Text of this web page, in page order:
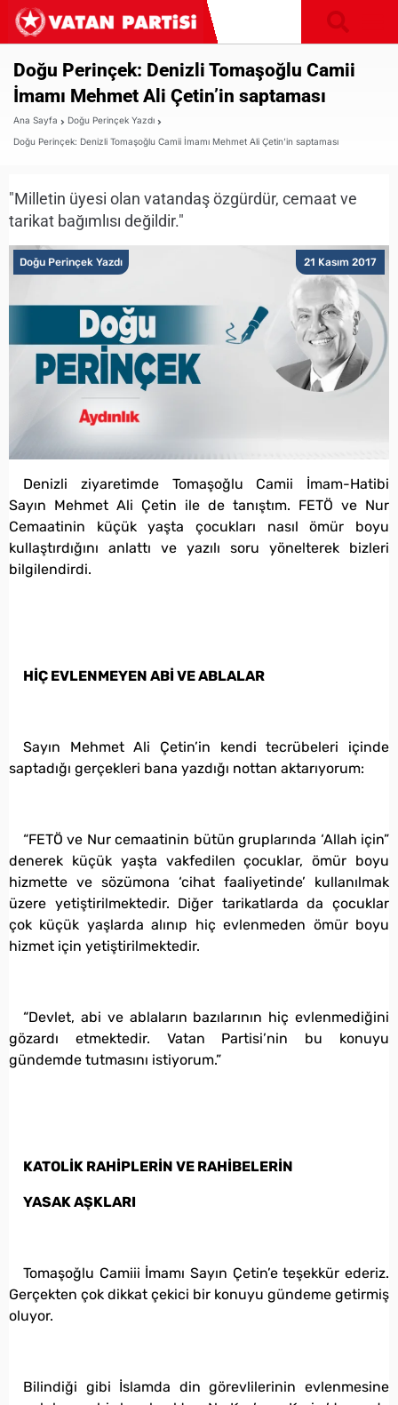
Doğu Perinçek: Denizli Tomaşoğlu Camii
İmamı Mehmet Ali Çetin’in saptaması
Ana Sayfa
Doğu Perinçek Yazdı
Doğu Perinçek: Denizli Tomaşoğlu Camii İmamı Mehmet Ali Çetin’in saptaması
"Milletin üyesi olan vatandaş özgürdür, cemaat ve
tarikat bağımlısı değildir."
21 Kasım 2017
Doğu Perinçek Yazdı
Denizli ziyaretimde Tomaşoğlu Camii İmam-Hatibi
Sayın Mehmet Ali Çetin ile de tanıştım. FETÖ ve Nur
Cemaatinin küçük yaşta çocukları nasıl ömür boyu
kullaştırdığını anlattı ve yazılı soru yönelterek bizleri
bilgilendirdi.
HİÇ EVLENMEYEN ABİ VE ABLALAR
Sayın Mehmet Ali Çetin’in kendi tecrübeleri içinde
saptadığı gerçekleri bana yazdığı nottan aktarıyorum:
“FETÖ ve Nur cemaatinin bütün gruplarında ‘Allah için”
denerek küçük yaşta vakfedilen çocuklar, ömür boyu
hizmette ve sözümona ‘cihat faaliyetinde’ kullanılmak
üzere yetiştirilmektedir. Diğer tarikatlarda da çocuklar
çok küçük yaşlarda alınıp hiç evlenmeden ömür boyu
hizmet için yetiştirilmektedir.
“Devlet, abi ve ablaların bazılarının hiç evlenmediğini
gözardı etmektedir. Vatan Partisi’nin bu konuyu
gündemde tutmasını istiyorum.”
KATOLİK RAHİPLERİN VE RAHİBELERİN
YASAK AŞKLARI
Tomaşoğlu Camiii İmamı Sayın Çetin’e teşekkür ederiz.
Gerçekten çok dikkat çekici bir konuyu gündeme getirmiş
oluyor.
Bilindiği gibi İslamda din görevlilerinin evlenmesine